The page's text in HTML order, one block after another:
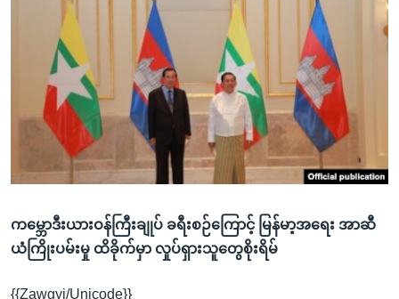
စာမျက်နှာ
ရန်
ရန်
နေရာ
ရုပ်ရှင်ထဲက အင်္ဂလိပ်စာ
သုတပဒေသာ အင်္ဂလိပ်စာ
ရေဒီယို/တီဗွီအစီအစဉ်
Learning English
ဗွီအိုအေ လူမှုကွန်ယက်များ
ကမ္ဘောဒီးယားဝန်ကြီးချုပ် ခရီးစဉ်ကြောင့် မြန်မာ့အရေး အာဆီ
ယံကြိုးပမ်းမှု ထိခိုက်မှာ လှုပ်ရှားသူတွေစိုးရိမ်
{{Zawgyi/Unicode}}